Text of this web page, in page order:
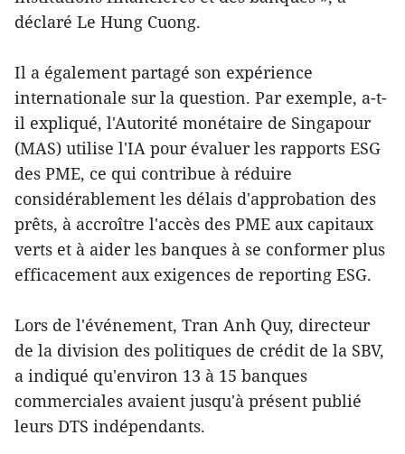
déclaré Le Hung Cuong.
Il a également partagé son expérience
internationale sur la question. Par exemple, a-t-
il expliqué, l'Autorité monétaire de Singapour
(MAS) utilise l'IA pour évaluer les rapports ESG
des PME, ce qui contribue à réduire
considérablement les délais d'approbation des
prêts, à accroître l'accès des PME aux capitaux
verts et à aider les banques à se conformer plus
efficacement aux exigences de reporting ESG.
Lors de l'événement, Tran Anh Quy, directeur
de la division des politiques de crédit de la SBV,
a indiqué qu'environ 13 à 15 banques
commerciales avaient jusqu'à présent publié
leurs DTS indépendants.